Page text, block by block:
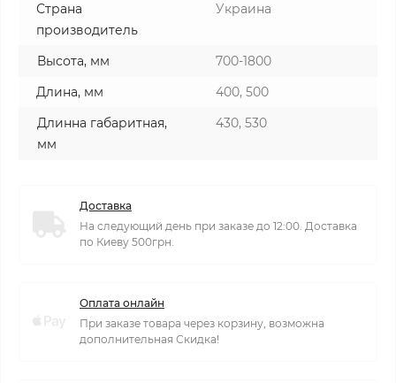
Страна
производитель
Украина
Высота, мм
700-1800
Длина, мм
400, 500
Длинна габаритная,
мм
430, 530
Доставка
На следующий день при заказе до 12:00. Доставка
по Киеву 500грн.
Оплата онлайн
При заказе товара через корзину, возможна
дополнительная Скидка!